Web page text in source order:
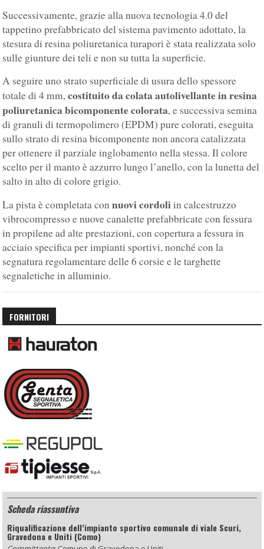
Successivamente, grazie alla nuova tecnologia 4.0 del
tappetino prefabbricato del sistema pavimento adottato, la
stesura di resina poliuretanica turapori è stata realizzata solo
sulle giunture dei teli e non su tutta la superficie.
A seguire uno strato superficiale di usura dello spessore
totale di 4 mm,costituito da colata autolivellante in resina
poliuretanica bicomponente colorata, e successiva semina
di granuli di termopolimero (EPDM) pure colorati, eseguita
sullo strato di resina bicomponente non ancora catalizzata
per ottenere il parziale inglobamento nella stessa. Il colore
scelto per il manto è azzurro lungo l’anello, con la lunetta del
salto in alto di colore grigio.
La pista è completata connuovi cordoliin calcestruzzo
vibrocompresso e nuove canalette prefabbricate con fessura
in propilene ad alte prestazioni, con copertura a fessura in
acciaio specifica per impianti sportivi, nonché con la
segnatura regolamentare delle 6 corsie e le targhette
segnaletiche in alluminio.
FORNITORI
Scheda riassuntiva
Riqualificazione dell’impianto sportivo comunale di viale Scuri,
Gravedona e Uniti (Como)